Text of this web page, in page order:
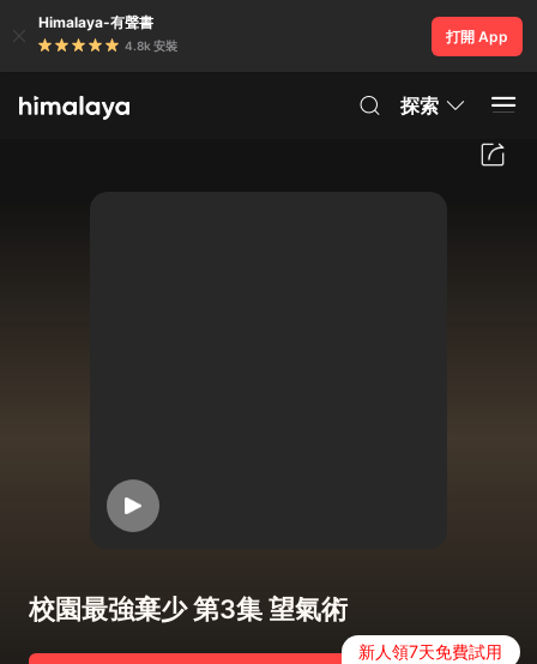
Himalaya-有聲書
4.8k 安裝
打開 App
探索
校園最強棄少 第3集 望氣術
新人領7天免費試用